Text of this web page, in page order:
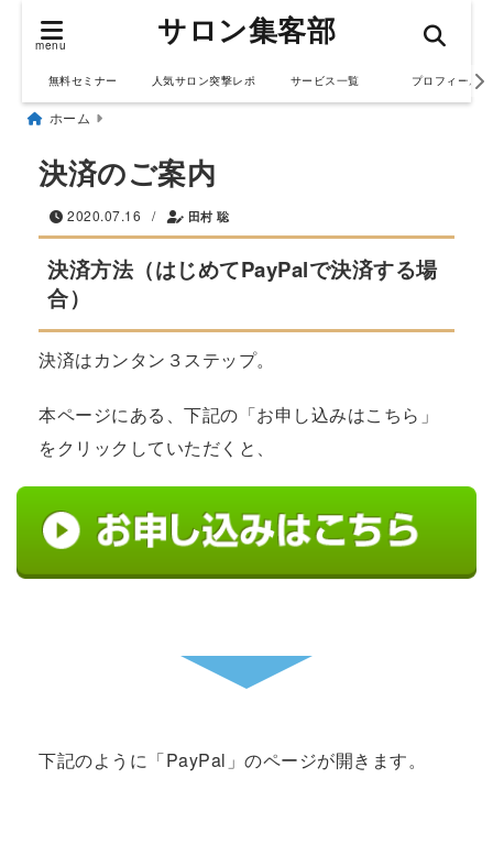
menu サロン集客部
無料セミナー 人気サロン突撃レポ サービス一覧 プロフィール
ホーム
決済のご案内
2020.07.16 / 田村 聡
決済方法（はじめてPayPalで決済する場
合）
決済はカンタン３ステップ。
本ページにある、下記の「お申し込みはこちら」
をクリックしていただくと、
下記のように「PayPal」のページが開きます。